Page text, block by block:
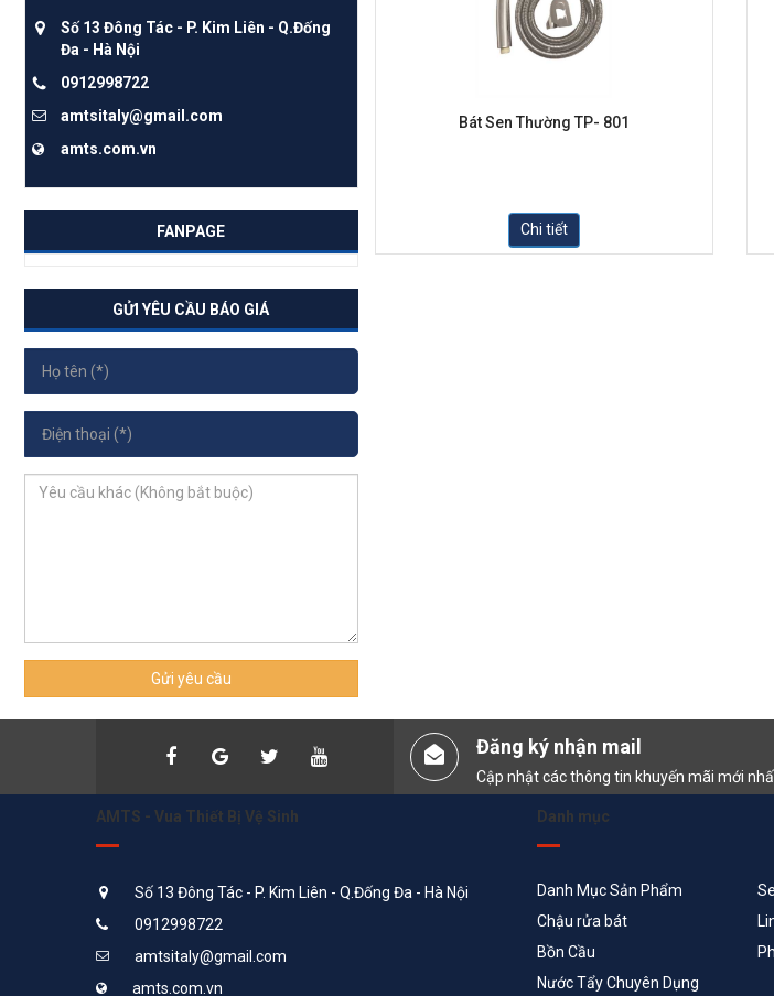
Số 13 Đông Tác - P. Kim Liên - Q.Đống
Đa - Hà Nội
0912998722
amtsitaly@gmail.com
amts.com.vn
FANPAGE
GỬI YÊU CẦU BÁO GIÁ
Gửi yêu cầu
Bát Sen Thường TP- 801
Chi tiết
Đăng ký nhận mail
Cập nhật các thông tin khuyến mãi mới
AMTS - Vua Thiết Bị Vệ Sinh
Số 13 Đông Tác - P. Kim Liên - Q.Đống Đa - Hà Nội
0912998722
amtsitaly@gmail.com
amts.com.vn
Danh mục
Danh Mục Sản Phẩm
Chậu rửa bát
Bồn Cầu
Nước Tẩy Chuyên Dụng